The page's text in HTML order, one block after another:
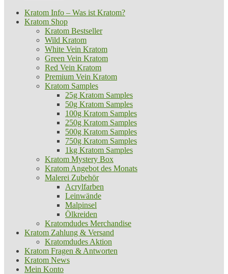
Kratom Info – Was ist Kratom?
Kratom Shop
Kratom Bestseller
Wild Kratom
White Vein Kratom
Green Vein Kratom
Red Vein Kratom
Premium Vein Kratom
Kratom Samples
25g Kratom Samples
50g Kratom Samples
100g Kratom Samples
250g Kratom Samples
500g Kratom Samples
750g Kratom Samples
1kg Kratom Samples
Kratom Mystery Box
Kratom Angebot des Monats
Malerei Zubehör
Acrylfarben
Leinwände
Malpinsel
Ölkreiden
Kratomdudes Merchandise
Kratom Zahlung & Versand
Kratomdudes Aktion
Kratom Fragen & Antworten
Kratom News
Mein Konto